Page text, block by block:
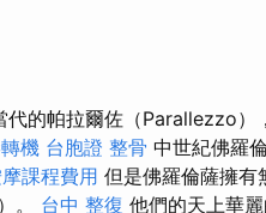
的帕拉爾佐（Parallezzo）
機 台胞證 整骨 中世紀佛羅
課程費用 但是佛羅倫薩擁有
。 台中 整復 他們的天上華